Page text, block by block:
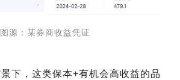
图源：某券商收益凭证
下，这类保本+有机会高收益的品